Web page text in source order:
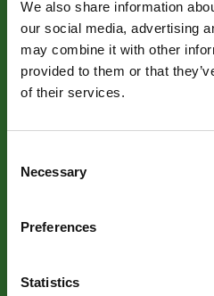
We also share information
our social media, advertising
may combine it with other
provided to them or that
of their services.
Selection
Necessary
Preferences
Statistics